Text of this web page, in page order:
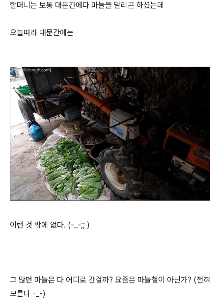
할머니는 보통 대문간에다 마늘을 말리곤 하셨는데
오늘따라 대문간에는
이런 것 밖에 없다. (-_-;; )
그 많던 마늘은 다 어디로 간걸까? 요즘은 마늘철이 아닌가? (전혀
모른다 -_-)